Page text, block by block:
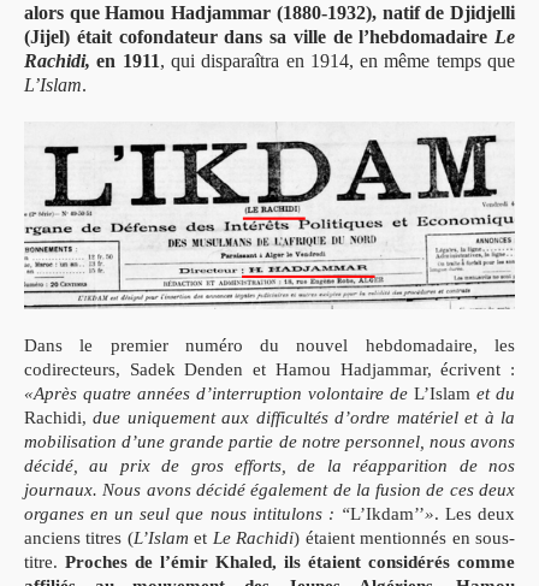
alors que Hamou Hadjammar (1880-1932), natif de Djidjelli
(Jijel) était cofondateur dans sa ville de l’hebdomadaire Le
Rachidi, en 1911, qui disparaîtra en 1914, en même temps que
L’Islam.
Dans le premier numéro du nouvel hebdomadaire, les
codirecteurs, Sadek Denden et Hamou Hadjammar, écrivent :
«Après quatre années d’interruption volontaire de L’Islam et du
Rachidi,due uniquement aux difficultés d’ordre matériel et à la
mobilisation d’une grande partie de notre personnel, nous avons
décidé, au prix de gros efforts, de la réapparition de nos
journaux. Nous avons décidé également de la fusion de ces deux
organes en un seul que nous intitulons : ‘‘L’Ikdam’’». Les deux
anciens titres (L’Islam et Le Rachidi) étaient mentionnés en sous-
titre. Proches de l’émir Khaled, ils étaient considérés comme